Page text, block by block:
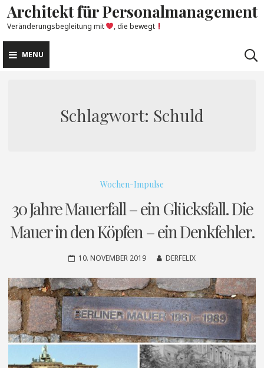
Skip
to
content
Architekt für Personalmanagement
Veränderungsbegleitung mit , die bewegt
MENU
Schlagwort: Schuld
Wochen-Impulse
30 Jahre Mauerfall – ein Glücksfall. Die
Mauer in den Köpfen – ein Denkfehler.
10. NOVEMBER 2019 DERFELIX